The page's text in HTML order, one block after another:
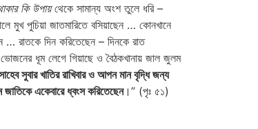
কি উপায়থেকে সামান্য অংশ তুলে ধরি –
মুখ পুচিয়া জাতমারিতে বসিয়াছেন … কোনখানে
… রাতকে দিন করিতেছেন – দিনকে রাত
ধূম লেগে গিয়াছে ও বৈঠকখানায় জাল জুলম
সাহেব সুবার খাতির রাখিবার ও আপন মান বৃদ্ধি জন্য
জাতিকে একেবারে ধ্বংস করিতেছেন।” (পৃঃ ৫১)